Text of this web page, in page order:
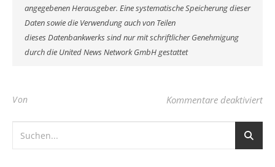
angegebenen Herausgeber. Eine systematische Speicherung dieser
Daten sowie die Verwendung auch von Teilen
dieses Datenbankwerks sind nur mit schriftlicher Genehmigung
durch die United News Network GmbH gestattet
Von Kommentare deaktiviert